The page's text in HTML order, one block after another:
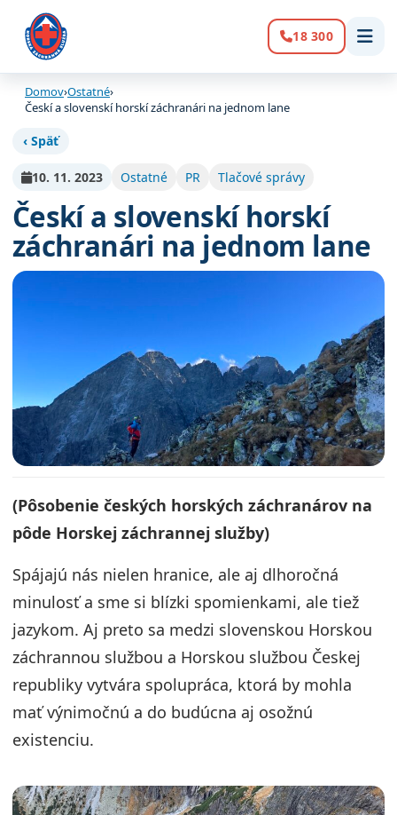
Volanie:
18 300
Domov›Ostatné›
Českí a slovenskí horskí záchranári na jednom lane
‹ Späť
10. 11. 2023 Ostatné PR Tlačové správy
Českí a slovenskí horskí
záchranári na jednom lane
(Pôsobenie českých horských záchranárov na
pôde Horskej záchrannej služby)
Spájajú nás nielen hranice, ale aj dlhoročná
minulosť a sme si blízki spomienkami, ale tiež
jazykom. Aj preto sa medzi slovenskou Horskou
záchrannou službou a Horskou službou Českej
republiky vytvára spolupráca, ktorá by mohla
mať výnimočnú a do budúcna aj osožnú
existenciu.